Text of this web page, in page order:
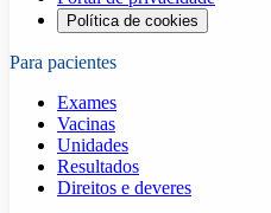
Política de cookies
Para pacientes
Exames
Vacinas
Unidades
Resultados
Direitos e deveres